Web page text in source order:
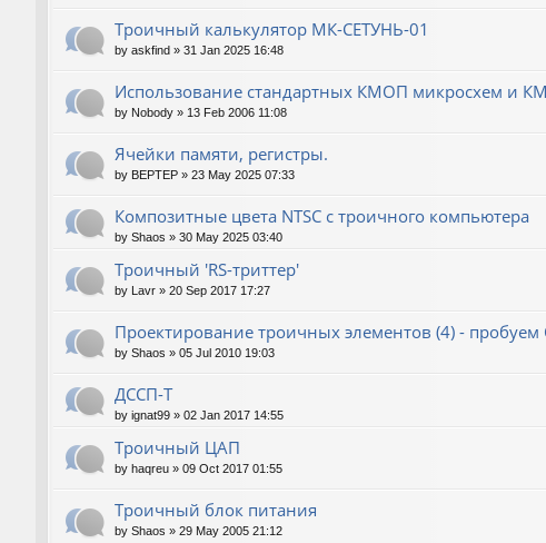
Троичный калькулятор МК-СЕТУНЬ-01
by askfind » 31 Jan 2025 16:48
Использование стандартных КМОП микросхем и
by Nobody » 13 Feb 2006 11:08
Ячейки памяти, регистры.
by BEPTEP » 23 May 2025 07:33
Композитные цвета NTSC с троичного компьютера
by Shaos » 30 May 2025 03:40
Троичный 'RS-триттер'
by Lavr » 20 Sep 2017 17:27
Проектирование троичных элементов (4) - пробуем
by Shaos » 05 Jul 2010 19:03
ДССП-Т
by ignat99 » 02 Jan 2017 14:55
Троичный ЦАП
by haqreu » 09 Oct 2017 01:55
Троичный блок питания
by Shaos » 29 May 2005 21:12